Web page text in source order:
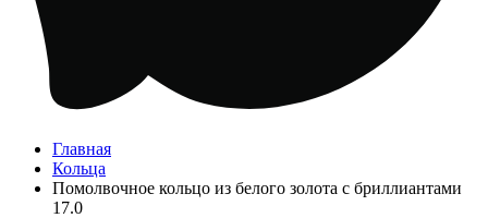
Главная
Кольца
Помолвочное кольцо из белого золота с бриллиантами
17.0